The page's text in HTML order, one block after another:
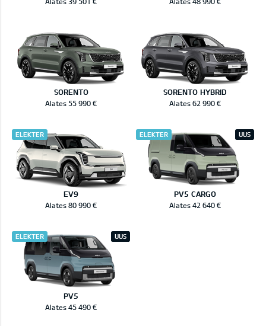
SORENTO
Alates 55 990 €
SORENTO HYBRID
Alates 62 990 €
EV9
ELEKTER
Alates 80 990 €
PV5 CARGO
ELEKTER UUS
Alates 42 640 €
PV5
UUS
ELEKTER
Alates 45 490 €